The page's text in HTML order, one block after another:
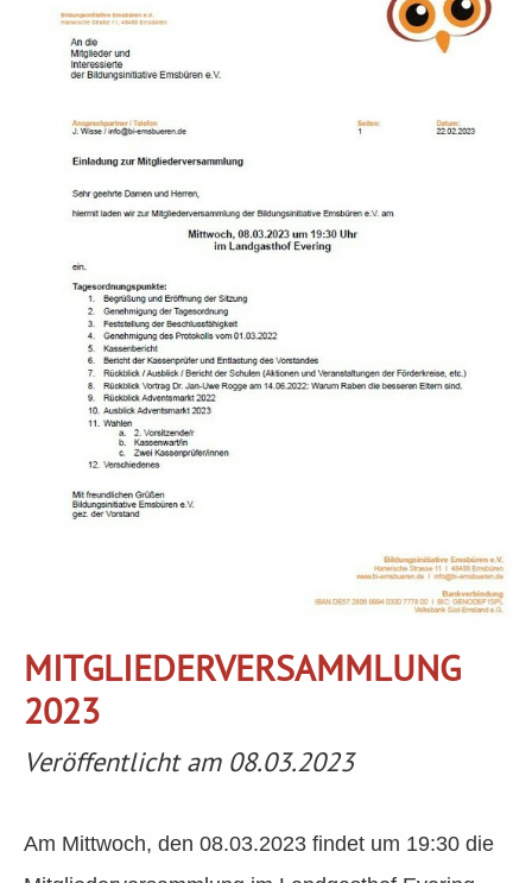
MITGLIEDERVERSAMMLUNG
2023
Veröffentlicht am 08.03.2023
Am Mittwoch, den 08.03.2023 findet um 19:30 die